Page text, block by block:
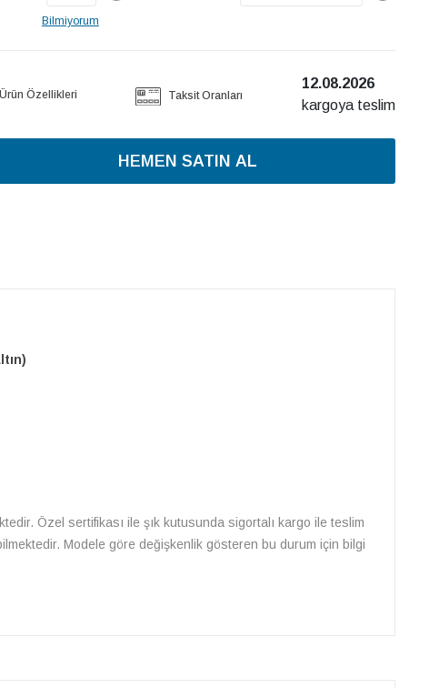
Bilmiyorum
Ürün Özellikleri Taksit Oranları
12.08.2026
kargoya teslim
HEMEN SATIN AL
Özel sertifikası ile şık kutusunda sigortalı kargo ile teslim
Modele göre değişkenlik gösteren bu durum için bilgi